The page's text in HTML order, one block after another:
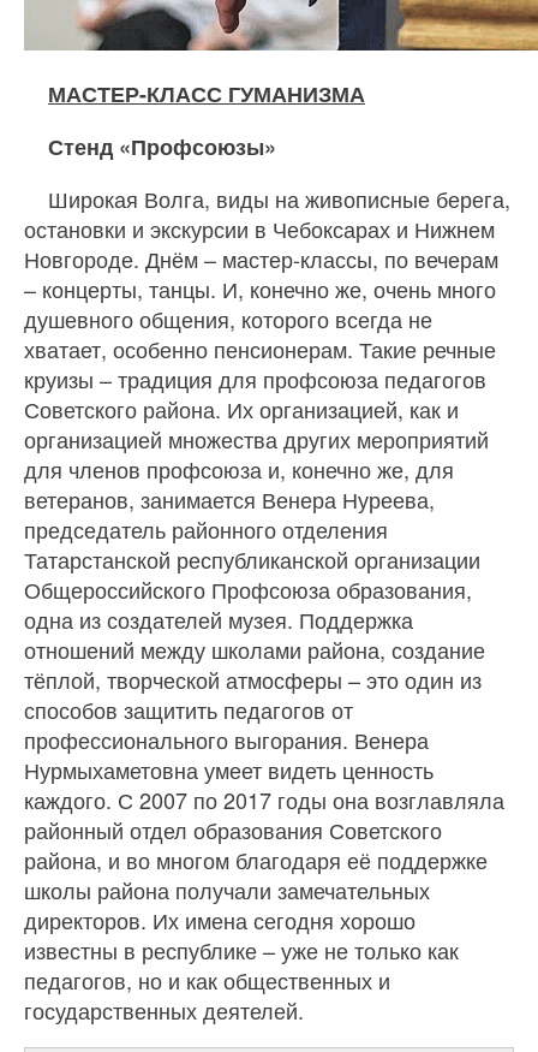
МАСТЕР-КЛАСС ГУМАНИЗМА
Стенд «Профсоюзы»
Широкая Волга, виды на живописные берега,
остановки и экскурсии в Чебоксарах и Нижнем
Новгороде. Днём – мастер-классы, по вечерам
– концерты, танцы. И, конечно же, очень много
душевного общения, которого всегда не
хватает, особенно пенсионерам. Такие речные
круизы – традиция для профсоюза педагогов
Советского района. Их организацией, как и
организацией множества других мероприятий
для членов профсоюза и, конечно же, для
ветеранов, занимается Венера Нуреева,
председатель районного отделения
Татарстанской республиканской организации
Общероссийского Профсоюза образования,
одна из создателей музея. Поддержка
отношений между школами района, создание
тёплой, творческой атмосферы – это один из
способов защитить педагогов от
профессионального выгорания. Венера
Нурмыхаметовна умеет видеть ценность
каждого. С 2007 по 2017 годы она возглавляла
районный отдел образования Советского
района, и во многом благодаря её поддержке
школы района получали замечательных
директоров. Их имена сегодня хорошо
известны в республике – уже не только как
педагогов, но и как общественных и
государственных деятелей.